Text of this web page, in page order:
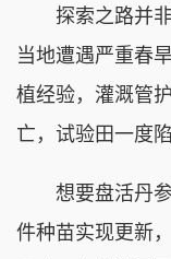
探索之路并非
当地遭遇严重春
植经验，灌溉管
亡，试验田一度
想要盘活丹参
件种苗实现更新